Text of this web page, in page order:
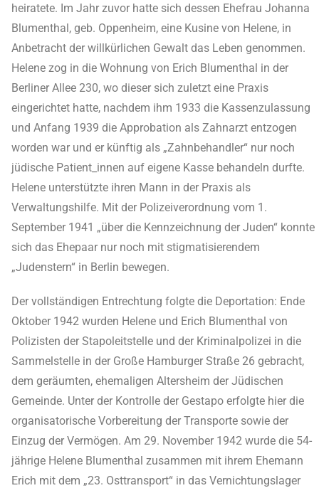
heiratete. Im Jahr zuvor hatte sich dessen Ehefrau Johanna
Blumenthal, geb. Oppenheim, eine Kusine von Helene, in
Anbetracht der willkürlichen Gewalt das Leben genommen.
Helene zog in die Wohnung von Erich Blumenthal in der
Berliner Allee 230, wo dieser sich zuletzt eine Praxis
eingerichtet hatte, nachdem ihm 1933 die Kassenzulassung
und Anfang 1939 die Approbation als Zahnarzt entzogen
worden war und er künftig als „Zahnbehandler“ nur noch
jüdische Patient_innen auf eigene Kasse behandeln durfte.
Helene unterstützte ihren Mann in der Praxis als
Verwaltungshilfe. Mit der Polizeiverordnung vom 1.
September 1941 „über die Kennzeichnung der Juden“ konnte
sich das Ehepaar nur noch mit stigmatisierendem
„Judenstern“ in Berlin bewegen.
Der vollständigen Entrechtung folgte die Deportation: Ende
Oktober 1942 wurden Helene und Erich Blumenthal von
Polizisten der Stapoleitstelle und der Kriminalpolizei in die
Sammelstelle in der Große Hamburger Straße 26 gebracht,
dem geräumten, ehemaligen Altersheim der Jüdischen
Gemeinde. Unter der Kontrolle der Gestapo erfolgte hier die
organisatorische Vorbereitung der Transporte sowie der
Einzug der Vermögen. Am 29. November 1942 wurde die 54-
jährige Helene Blumenthal zusammen mit ihrem Ehemann
Erich mit dem „23. Osttransport“ in das Vernichtungslager